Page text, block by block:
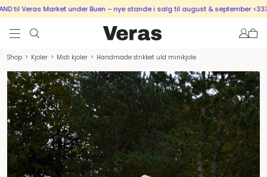
til Veras Market under Buen – nye stande i salg til august & september <333
Shop > Kjoler > Midi kjoler > Handmade strikket uld minikjole